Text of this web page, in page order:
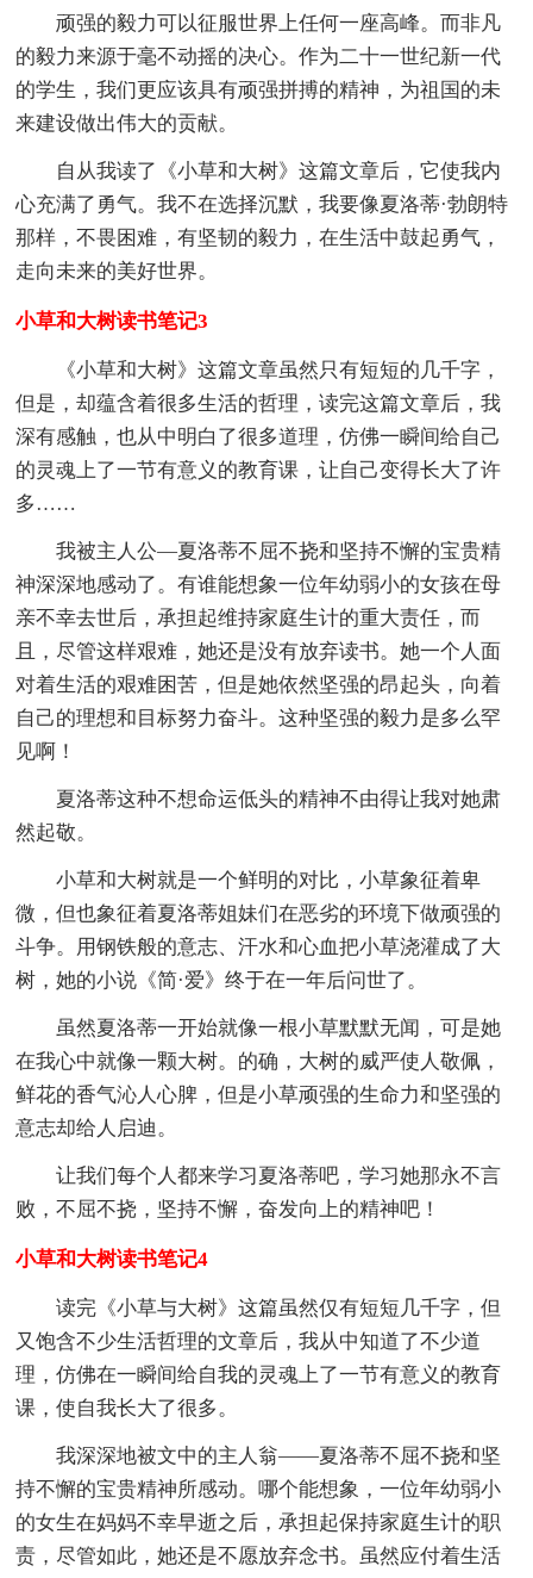
顽强的毅力可以征服世界上任何一座高峰。而非凡
的毅力来源于毫不动摇的决心。作为二十一世纪新一代
的学生，我们更应该具有顽强拼搏的精神，为祖国的未
来建设做出伟大的贡献。
自从我读了《小草和大树》这篇文章后，它使我内
心充满了勇气。我不在选择沉默，我要像夏洛蒂·勃朗特
那样，不畏困难，有坚韧的毅力，在生活中鼓起勇气，
走向未来的美好世界。
小草和大树读书笔记3
《小草和大树》这篇文章虽然只有短短的几千字，
但是，却蕴含着很多生活的哲理，读完这篇文章后，我
深有感触，也从中明白了很多道理，仿佛一瞬间给自己
的灵魂上了一节有意义的教育课，让自己变得长大了许
多……
我被主人公—夏洛蒂不屈不挠和坚持不懈的宝贵精
神深深地感动了。有谁能想象一位年幼弱小的女孩在母
亲不幸去世后，承担起维持家庭生计的重大责任，而
且，尽管这样艰难，她还是没有放弃读书。她一个人面
对着生活的艰难困苦，但是她依然坚强的昂起头，向着
自己的理想和目标努力奋斗。这种坚强的毅力是多么罕
见啊！
夏洛蒂这种不想命运低头的精神不由得让我对她肃
然起敬。
小草和大树就是一个鲜明的对比，小草象征着卑
微，但也象征着夏洛蒂姐妹们在恶劣的环境下做顽强的
斗争。用钢铁般的意志、汗水和心血把小草浇灌成了大
树，她的小说《简·爱》终于在一年后问世了。
虽然夏洛蒂一开始就像一根小草默默无闻，可是她
在我心中就像一颗大树。的确，大树的威严使人敬佩，
鲜花的香气沁人心脾，但是小草顽强的生命力和坚强的
意志却给人启迪。
让我们每个人都来学习夏洛蒂吧，学习她那永不言
败，不屈不挠，坚持不懈，奋发向上的精神吧！
小草和大树读书笔记4
读完《小草与大树》这篇虽然仅有短短几千字，但
又饱含不少生活哲理的文章后，我从中知道了不少道
理，仿佛在一瞬间给自我的灵魂上了一节有意义的教育
课，使自我长大了很多。
我深深地被文中的主人翁——夏洛蒂不屈不挠和坚
持不懈的宝贵精神所感动。哪个能想象，一位年幼弱小
的女生在妈妈不幸早逝之后，承担起保持家庭生计的职
责，尽管如此，她还是不愿放弃念书。虽然应付着生活